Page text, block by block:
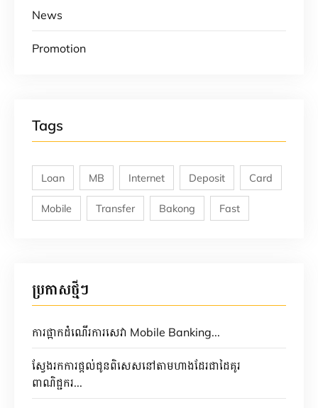
News
Promotion
Tags
Loan MB Internet Deposit Card
Mobile Transfer Bakong Fast
ប្រកាសថ្មីៗ
ការផ្អាកដំណើរការសេវា Mobile Banking...
ស្វែងរកការផ្តល់ជូនពិសេសនៅតាមហាងដែរជាដៃគូរ
ពាណិជ្ជករ...